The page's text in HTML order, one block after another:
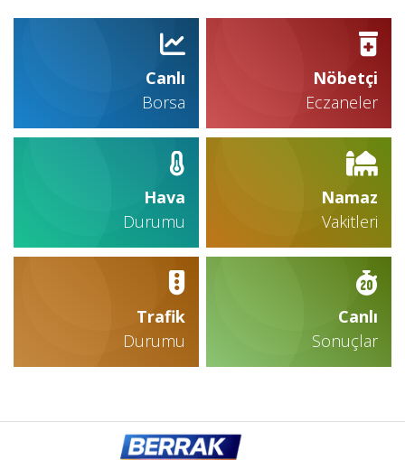
Canlı
Borsa
Nöbetçi
Eczaneler
Hava
Durumu
Namaz
Vakitleri
Trafik
Durumu
Canlı
Sonuçlar